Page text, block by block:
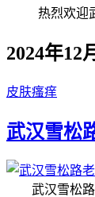
热烈欢迎
2024年12
皮肤瘙痒
武汉雪松
武汉雪松路老